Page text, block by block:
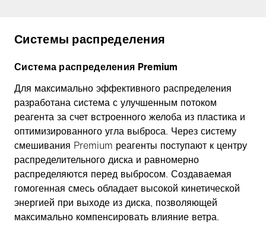
Системы распределения
Система распределения Premium
Для максимально эффективного распределения
разработана система с улучшенным потоком
реагента за счет встроенного желоба из пластика и
оптимизированного угла выброса. Через систему
смешивания Premium реагенты поступают к центру
распределительного диска и равномерно
распределяются перед выбросом. Создаваемая
гомогенная смесь обладает высокой кинетической
энергией при выходе из диска, позволяющей
максимально компенсировать влияние ветра.